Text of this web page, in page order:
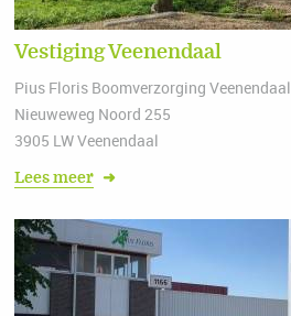
Vestiging Veenendaal
Pius Floris Boomverzorging Veenendaal
Nieuweweg Noord 255
3905 LW Veenendaal
Lees meer ➜